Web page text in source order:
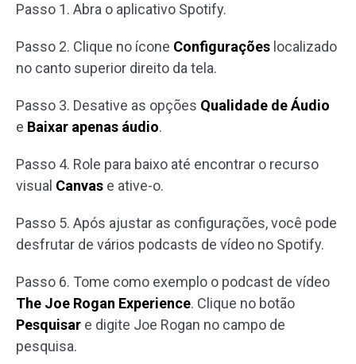
Passo 1. Abra o aplicativo Spotify.
Passo 2. Clique no ícone Configurações localizado
no canto superior direito da tela.
Passo 3. Desative as opções Qualidade de Áudio
e Baixar apenas áudio.
Passo 4. Role para baixo até encontrar o recurso
visual Canvas e ative-o.
Passo 5. Após ajustar as configurações, você pode
desfrutar de vários podcasts de vídeo no Spotify.
Passo 6. Tome como exemplo o podcast de vídeo
The Joe Rogan Experience. Clique no botão
Pesquisar e digite Joe Rogan no campo de
pesquisa.